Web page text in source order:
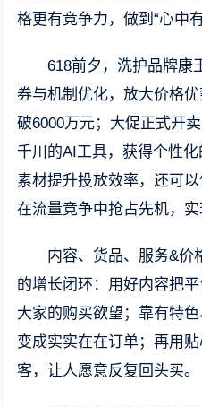
格更有竞争力，做到“心中有
618前夕，洗护品牌康
券与机制优化，放大价格
破6000万元；大促正式开
千川的AI工具，获得个性
素材提升投放效率，还可
在流量竞争中抢占先机，实
内容、货品、服务&价
的增长闭环：用好内容把
大家的购买欲望；靠有特
变成实实在在订单；再用
客，让人愿意反复回头买。